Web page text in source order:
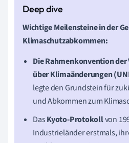
Wichtige Meilensteine in der
Klimaschutzabkommen:
Die Rahmenkonvention
über Klimaänderungen
legte den Grundstein für
und Abkommen zum
DasKyoto-Protokollvon
Industrieländer erstmals,